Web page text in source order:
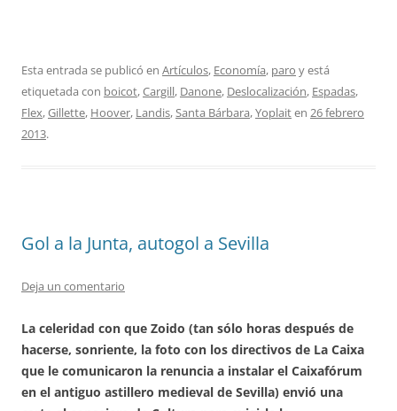
Esta entrada se publicó en Artículos, Economía, paro y está
etiquetada con boicot,Cargill, Danone, Deslocalización, Espadas,
Flex,Gillette, Hoover, Landis,Santa Bárbara,Yoplaiten 26 febrero
2013.
Gol a la Junta, autogol a Sevilla
Deja un comentario
La celeridad con que Zoido (tan sólo horas después de
hacerse, sonriente, la foto con los directivos de La Caixa
que le comunicaron la renuncia a instalar el Caixafórum
en el antiguo astillero medieval de Sevilla) envió una